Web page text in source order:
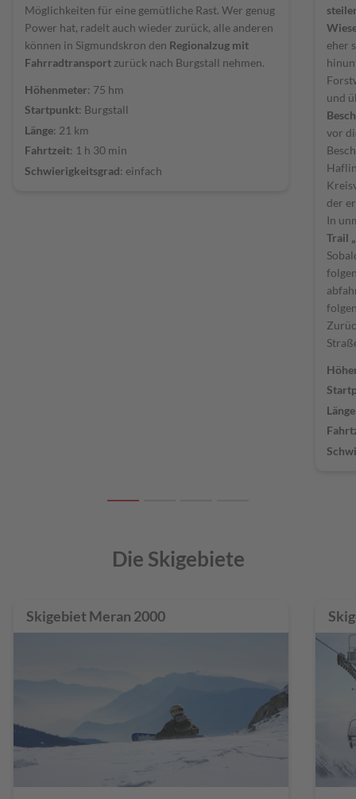
Möglichkeiten für eine gemütliche Rast. Wer genug
Power hat, radelt auch wieder zurück, alle anderen
können in Sigmundskron den Regionalzug mit
Fahrradtransport zurück nach Burgstall nehmen.
Höhenmeter: 75 hm
Startpunkt: Burgstall
Länge: 21 km
Fahrtzeit: 1 h 30 min
Schwierigkeitsgrad: einfach
eher
und
vor
der
In
Trail
Länge
Die Skigebiete
Skigebiet Meran 2000